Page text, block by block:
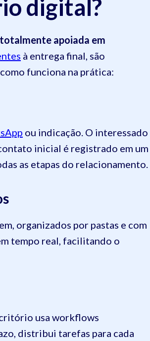
digital?
apoiada em
à entrega final, são
como funciona na prática:
ou indicação. O interessado
inicial é registrado em um
as etapas do relacionamento.
organizados por pastas e com
tempo real, facilitando o
usa workflows
distribui tarefas para cada